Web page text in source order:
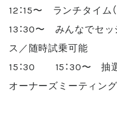
12：15〜 ランチタイム（
13：30〜 みんなでセ
ス／随時試乗可能
15：30 15：30〜 抽
オーナーズミーティン